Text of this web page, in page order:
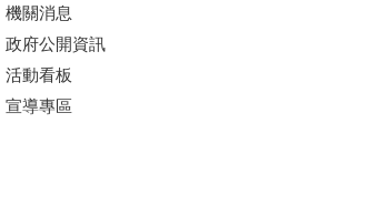
機關消息
政府公開資訊
活動看板
宣導專區